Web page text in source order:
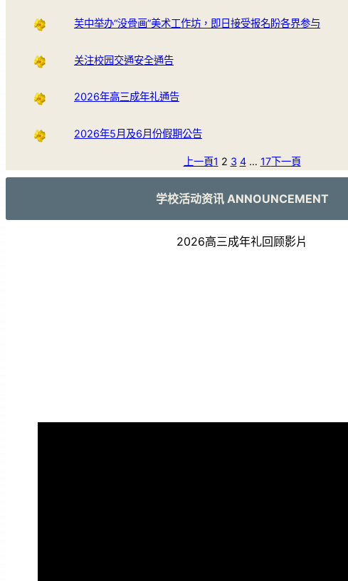
芙中举办“没骨画”美术工作坊，即日接受报名盼各界参与
关注校园交通安全通告
2026年高三成年礼通告
2026年5月及6月份假期公告
上一頁1 2 3 4 … 17下一頁
学校活动资讯 ANNOUNCEMENT
2026高三成年礼回顾影片